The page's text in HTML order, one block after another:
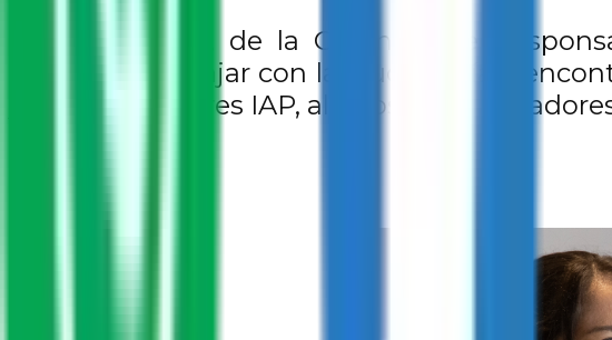
Marcela Bazán, de la Gerencia de
buscando trabajar con la ciudadanía y
y Parques Alegres IAP, aliados con